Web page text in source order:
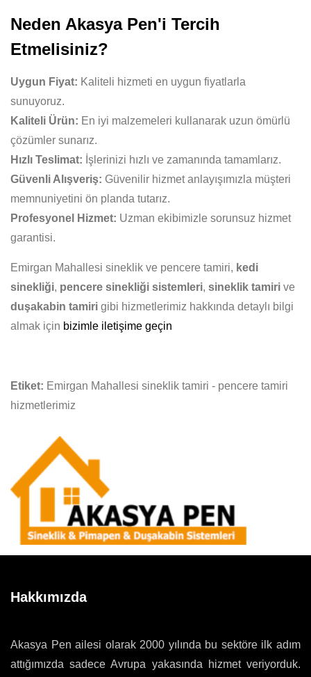
Neden Akasya Pen'i Tercih
Etmelisiniz?
Uygun Fiyat: Kaliteli hizmeti en uygun fiyatlarla
sunuyoruz.
Kaliteli Ürün: En iyi malzemeleri kullanarak uzun ömürlü
çözümler sunarız.
Hızlı Teslimat: İşlerinizi hızlı ve zamanında tamamlarız.
Güvenli Alışveriş: Güvenilir hizmet anlayışımızla müşteri
memnuniyetini ön planda tutarız.
Profesyonel Hizmet: Uzman ekibimizle sorunsuz hizmet
garantisi.
Emirgan Mahallesi sineklik ve pencere tamiri, kedi
sinekliği, pencere sinekliği sistemleri, sineklik tamiri ve
duşakabin tamiri gibi hizmetlerimiz hakkında detaylı bilgi
almak için bizimle iletişime geçin
Etiket: Emirgan Mahallesi sineklik tamiri - pencere tamiri
hizmetlerimiz
Hakkımızda
Akasya Pen ailesi olarak 2000 yılında bu sektöre ilk adım
attığımızda sadece Avrupa yakasında hizmet veriyorduk.